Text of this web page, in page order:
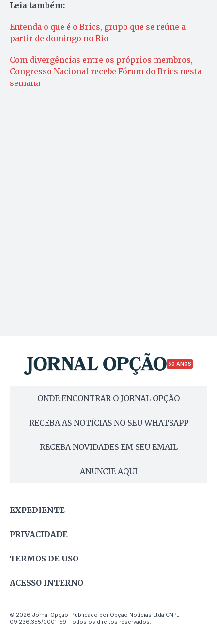
Leia também:
Entenda o que é o Brics, grupo que se reúne a
partir de domingo no Rio
Com divergências entre os próprios membros,
Congresso Nacional recebe Fórum do Brics nesta
semana
50 ANOS
ONDE ENCONTRAR O JORNAL OPÇÃO
RECEBA AS NOTÍCIAS NO SEU WHATSAPP
RECEBA NOVIDADES EM SEU EMAIL
ANUNCIE AQUI
EXPEDIENTE
PRIVACIDADE
TERMOS DE USO
ACESSO INTERNO
© 2026 Jornal Opção. Publicado por Opção Notícias Ltda CNPJ
09.236.355/0001-59. Todos os direitos reservados.